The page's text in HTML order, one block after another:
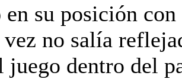
en su posición
vez no salía
juego dentro del